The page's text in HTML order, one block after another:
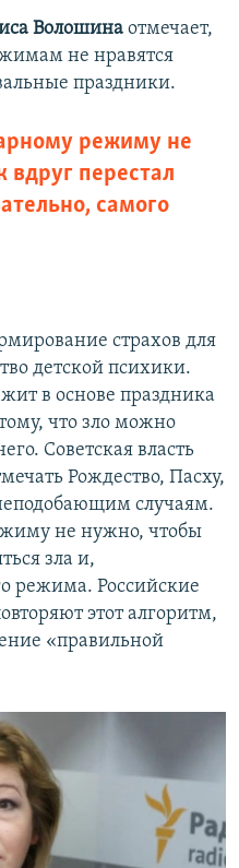
Волошина отмечает,
не нравятся
праздники.
режиму не
вдруг перестал
самого
страхов для
детской психики.
в основе праздника
что зло можно
Советская власть
Рождество, Пасху,
случаям.
не нужно, чтобы
зла и,
режима. Российские
этот алгоритм,
«правильной